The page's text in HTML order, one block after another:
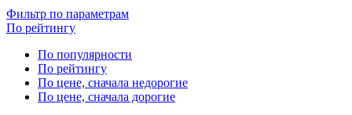
Фильтр по параметрам
По рейтингу
По популярности
По рейтингу
По цене, сначала недорогие
По цене, сначала дорогие